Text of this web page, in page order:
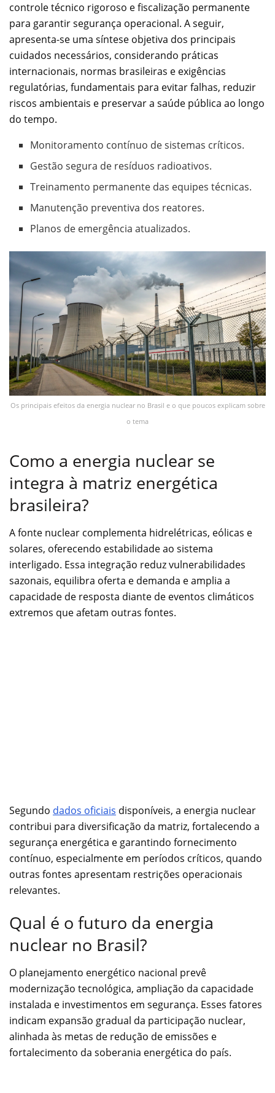
controle técnico rigoroso e fiscalização permanente
para garantir segurança operacional. A seguir,
apresenta-se uma síntese objetiva dos principais
cuidados necessários, considerando práticas
internacionais, normas brasileiras e exigências
regulatórias, fundamentais para evitar falhas, reduzir
riscos ambientais e preservar a saúde pública ao longo
do tempo.
Monitoramento contínuo de sistemas críticos.
Gestão segura de resíduos radioativos.
Treinamento permanente das equipes técnicas.
Manutenção preventiva dos reatores.
Planos de emergência atualizados.
Os principais efeitos da energia nuclear no Brasil e o que poucos explicam sobre
o tema
Como a energia nuclear se
integra à matriz energética
brasileira?
A fonte nuclear complementa hidrelétricas, eólicas e
solares, oferecendo estabilidade ao sistema
interligado. Essa integração reduz vulnerabilidades
sazonais, equilibra oferta e demanda e amplia a
capacidade de resposta diante de eventos climáticos
extremos que afetam outras fontes.
Segundo dados oficiais disponíveis, a energia nuclear
contribui para diversificação da matriz, fortalecendo a
segurança energética e garantindo fornecimento
contínuo, especialmente em períodos críticos, quando
outras fontes apresentam restrições operacionais
relevantes.
Qual é o futuro da energia
nuclear no Brasil?
O planejamento energético nacional prevê
modernização tecnológica, ampliação da capacidade
instalada e investimentos em segurança. Esses fatores
indicam expansão gradual da participação nuclear,
alinhada às metas de redução de emissões e
fortalecimento da soberania energética do país.